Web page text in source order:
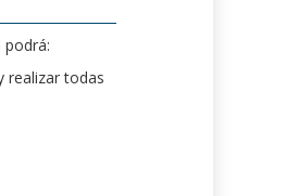
podrá:
realizar todas